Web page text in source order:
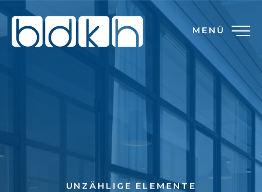
MENÜ
UNZÄHLIGE ELEMENTE